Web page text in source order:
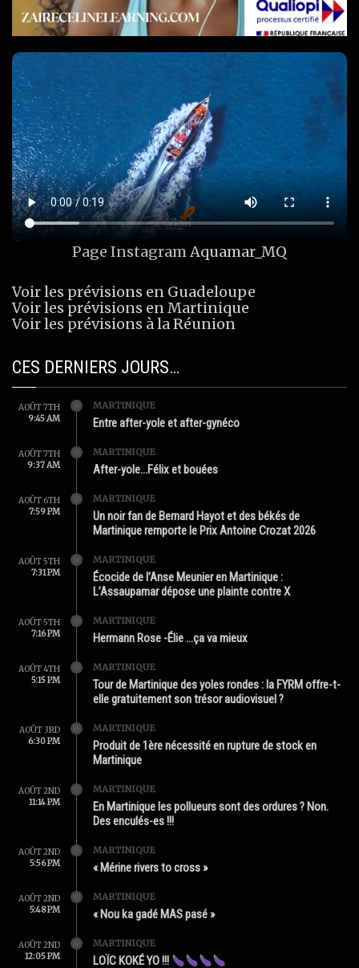
Page InstagramAquamar_MQ
Voir les prévisions en Guadeloupe
Voir les prévisions en Martinique
Voir les prévisions à la Réunion
CES DERNIERS JOURS…
AOÛT 7TH
9:45 AM
MARTINIQUE
Entre after-yole et after-gynéco
AOÛT 7TH
9:37 AM
MARTINIQUE
After-yole…Félix et bouées
AOÛT 6TH
7:59 PM
MARTINIQUE
Un noir fan de Bernard Hayot et des békés de
Martinique remporte le Prix Antoine Crozat 2026
AOÛT 5TH
7:31 PM
MARTINIQUE
Écocide de l’Anse Meunier en Martinique :
L’Assaupamar dépose une plainte contre X
AOÛT 5TH
7:16 PM
MARTINIQUE
Hermann Rose -Élie …ça va mieux
AOÛT 4TH
5:15 PM
MARTINIQUE
Tour de Martinique des yoles rondes : la FYRM offre-t-
elle gratuitement son trésor audiovisuel ?
AOÛT 3RD
6:30 PM
MARTINIQUE
Produit de 1ère nécessité en rupture de stock en
Martinique
AOÛT 2ND
11:14 PM
MARTINIQUE
En Martinique les pollueurs sont des ordures ? Non.
Des enculés-es !!!
AOÛT 2ND
5:56 PM
MARTINIQUE
« Mérine rivers to cross »
AOÛT 2ND
5:48 PM
MARTINIQUE
« Nou ka gadé MAS pasé »
AOÛT 2ND
12:05 PM
MARTINIQUE
LOÏC KOKÉ YO !!!